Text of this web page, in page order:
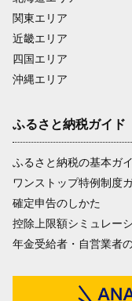
関東エリア
近畿エリア
四国エリア
沖縄エリア
ふるさと納税ガイド
ふるさと納税の基本ガ
ワンストップ特例制度
確定申告のしかた
控除上限額シミュレー
年金受給者・自営業者